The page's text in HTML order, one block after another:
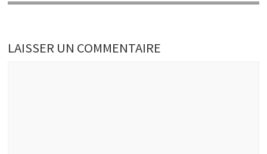
LAISSER UN COMMENTAIRE